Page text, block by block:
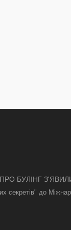
БУЛІНГ
секретів" до